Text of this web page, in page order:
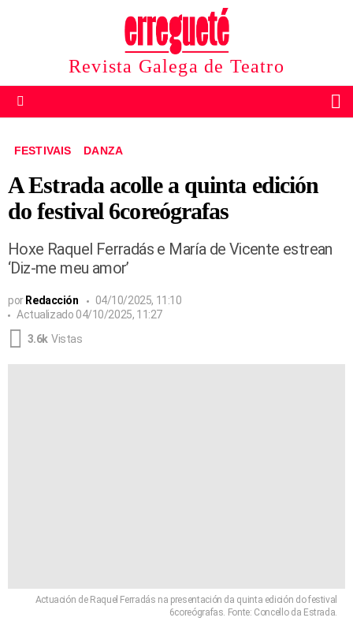
Revista Galega de Teatro
FESTIVAIS DANZA
A Estrada acolle a quinta edición
do festival 6coreógrafas
Hoxe Raquel Ferradás e María de Vicente estrean
‘Diz-me meu amor’
por Redacción
04/10/2025, 11:10
Actualizado 04/10/2025, 11:27
3.6k Vistas
Actuación de Raquel Ferradás na presentación da quinta edición do festival
6coreógrafas. Fonte: Concello da Estrada.